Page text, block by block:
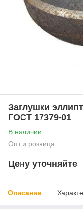
Заглушки
ГОСТ 17379-01
В наличии
Опт и розница
Цену уточняйте
Описание